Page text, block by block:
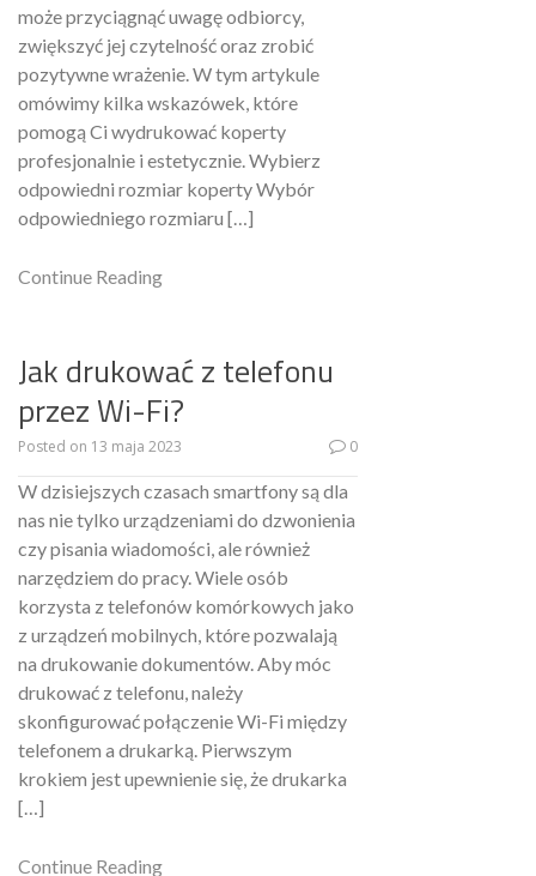
może przyciągnąć uwagę odbiorcy,
zwiększyć jej czytelność oraz zrobić
pozytywne wrażenie. W tym artykule
omówimy kilka wskazówek, które
pomogą Ci wydrukować koperty
profesjonalnie i estetycznie. Wybierz
odpowiedni rozmiar koperty Wybór
odpowiedniego rozmiaru […]
Continue Reading
Jak drukować z telefonu
przez Wi-Fi?
Posted on 13 maja 2023 0
W dzisiejszych czasach smartfony są dla
nas nie tylko urządzeniami do dzwonienia
czy pisania wiadomości, ale również
narzędziem do pracy. Wiele osób
korzysta z telefonów komórkowych jako
z urządzeń mobilnych, które pozwalają
na drukowanie dokumentów. Aby móc
drukować z telefonu, należy
skonfigurować połączenie Wi-Fi między
telefonem a drukarką. Pierwszym
krokiem jest upewnienie się, że drukarka
[…]
Continue Reading